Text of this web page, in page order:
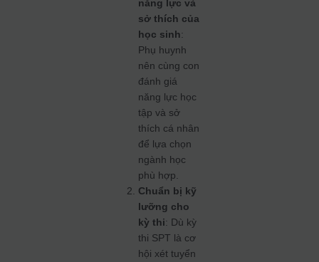
năng lực và
sở thích của
học sinh:
Phụ huynh
nên cùng con
đánh giá
năng lực học
tập và sở
thích cá nhân
để lựa chọn
ngành học
phù hợp.
Chuẩn bị kỹ
lưỡng cho
kỳ thi: Dù kỳ
thi SPT là cơ
hội xét tuyển